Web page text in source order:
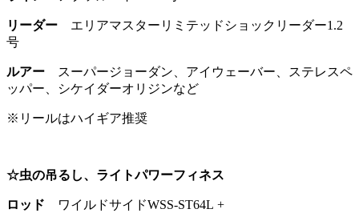
リーダー エリアマスターリミテッドショックリーダー1.2
号
ルアー スーパージョーダン、アイウェーバー、ステレスペ
ッパー、シケイダーオリジンなど
※リールはハイギア推奨
☆虫の吊るし、ライトパワーフィネス
ロッド ワイルドサイドWSS-ST64L +